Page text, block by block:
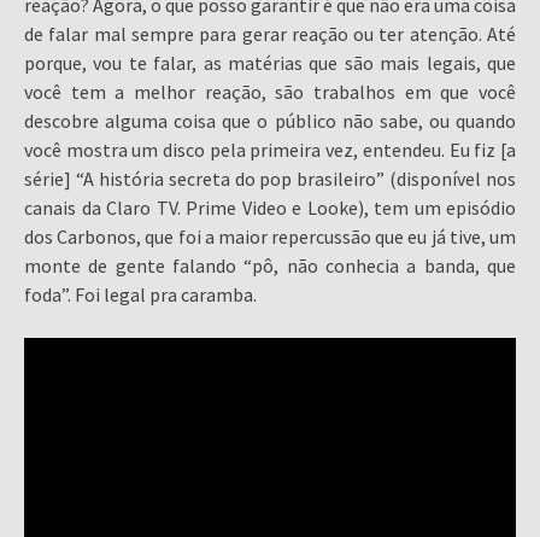
de falar mal sempre para gerar reação ou ter atenção. Até
porque, vou te falar, as matérias que são mais legais, que
você tem a melhor reação, são trabalhos em que você
descobre alguma coisa que o público não sabe, ou quando
você mostra um disco pela primeira vez, entendeu. Eu fiz [a
série] “A história secreta do pop brasileiro” (disponível nos
canais da Claro TV. Prime Video e Looke), tem um episódio
dos Carbonos, que foi a maior repercussão que eu já tive, um
monte de gente falando “pô, não conhecia a banda, que
foda”. Foi legal pra caramba.